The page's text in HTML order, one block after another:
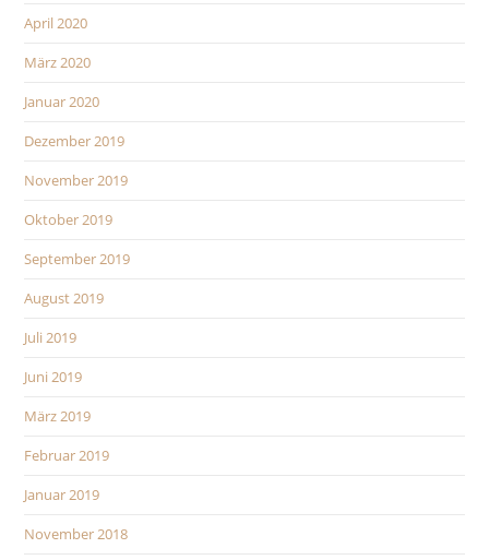
April 2020
März 2020
Januar 2020
Dezember 2019
November 2019
Oktober 2019
September 2019
August 2019
Juli 2019
Juni 2019
März 2019
Februar 2019
Januar 2019
November 2018